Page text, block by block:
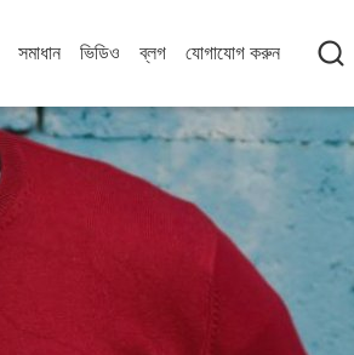
সমাধান ভিডিও ব্লগ যোগাযোগ করুন